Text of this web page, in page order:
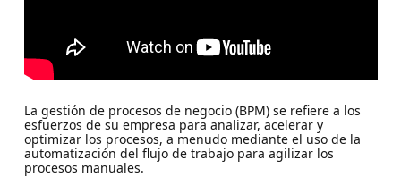
La gestión de procesos de negocio (BPM) se refiere a los
esfuerzos de su empresa para analizar, acelerar y
optimizar los procesos, a menudo mediante el uso de la
automatización del flujo de trabajo para agilizar los
procesos manuales.